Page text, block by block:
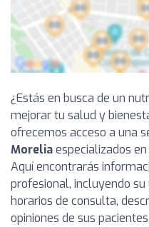
¿Estás en busca de un
mejorar tu salud y
ofrecemos acceso a una
Moreliaespecializados
Aquí encontrarás
profesional, incluyendo
horarios de consulta,
opiniones de sus pacientes.